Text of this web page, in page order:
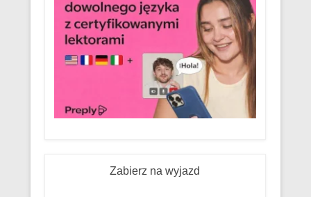
Zabierz na wyjazd